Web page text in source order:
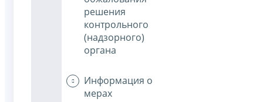
решения
контрольного
(надзорного)
органа
Информация о
мерах